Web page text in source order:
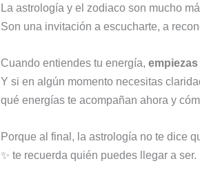
La astrología y el zodiaco son mucho
Son una invitación a escucharte, a
Cuando entiendes tu energía,
Y si en algún momento necesitas
qué energías te acompañan ahora y
Porque al final, la astrología no te dice
✨ te recuerda quién puedes llegar a ser.